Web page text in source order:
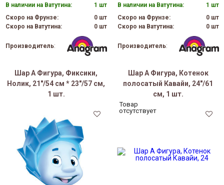
В наличии на Ватутина:
1 шт
Скоро на Фрунзе:
0 шт
Скоро на Ватутина:
0 шт
Производитель:
В наличии на Ватутина:
1 шт
Скоро на Фрунзе:
0 шт
Скоро на Ватутина:
0 шт
Производитель:
Шар А Фигура, Фиксики,
Нолик, 21"/54 см * 23"/57 см,
1 шт.
Шар А Фигура, Котенок
полосатый Кавайи, 24"/61
см, 1 шт.
Товар
отсутствует